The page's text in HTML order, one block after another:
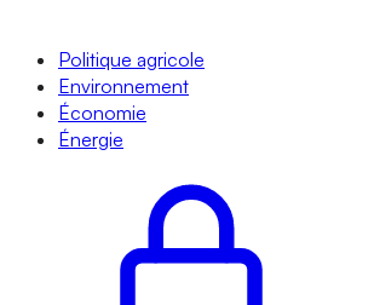
Politique agricole
Environnement
Économie
Énergie